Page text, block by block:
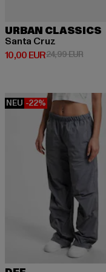
URBAN CLASSICS
Santa Cruz
10,00 EUR
Derzeitiger Preis: 10,00
24,99 EUR
NEU -22%